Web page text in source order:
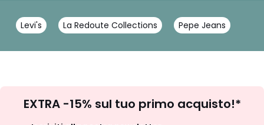
Levi's La Redoute Collections Pepe Jeans
newsletter
EXTRA -15% sul tuo primo acquisto!*